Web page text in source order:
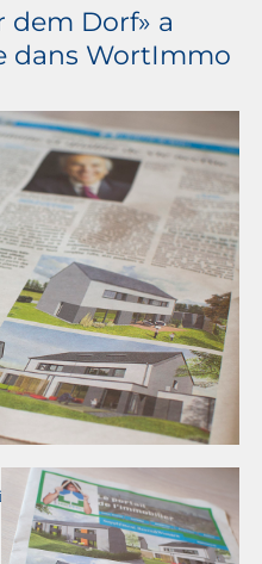
dem Dorf» a
dans WortImmo